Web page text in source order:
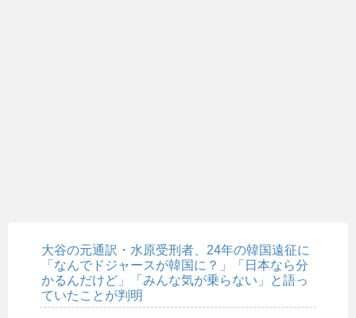
大谷の元通訳・水原受刑者、24年の韓国遠征に
「なんでドジャースが韓国に？」「日本なら分
かるんだけど」「みんな気が乗らない」と語っ
ていたことが判明